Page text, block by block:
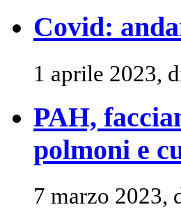
Covid:
1 aprile 2023,
PAH,
polmoni e
7 marzo 2023,